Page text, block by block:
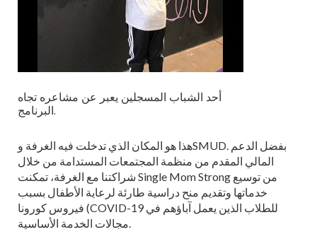
أحد الشباب المسجلين يعبر عن مشاعره تجاه
البرنامج.
هذا هو المكان الذي تدخلت فيه الغرفة وSMUD. بفضل الدعم
المالي المقدم من منظمة المجتمعات المستدامة من خلال
شراكتنا مع الغرفة، تمكنت Single Mom Strong من توسيع
خدماتها وتقديم منح دراسية طارئة لرعاية الأطفال بسبب
فيروس كورونا (COVID-19 للطلاب الذين يعمل آباؤهم في
مجالات الخدمة الأساسية.